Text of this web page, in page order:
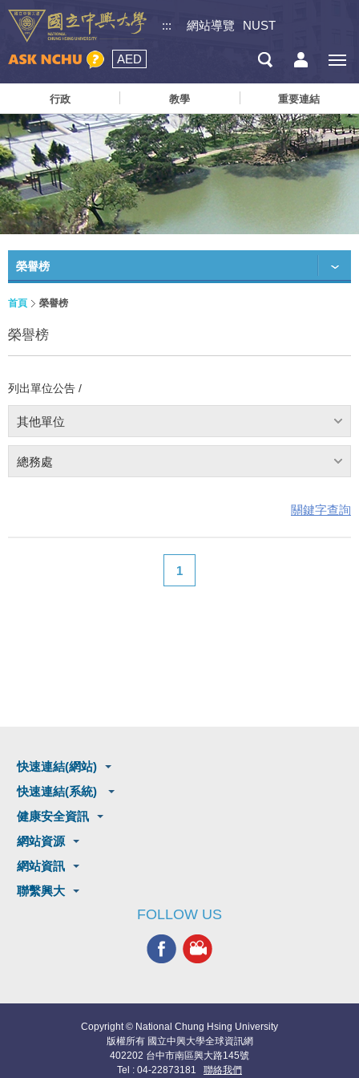
::: 網站導覽 NUST
AED
行政 教學 重要連結
榮譽榜
首頁 榮譽榜
榮譽榜
列出單位公告 /
其他單位
總務處
關鍵字查詢
1
快速連結(網站)
快速連結(系統)
健康安全資訊
網站資源
網站資訊
聯繫興大
FOLLOW US
Copyright © National Chung Hsing University
版權所有 國立中興大學全球資訊網
402202 台中市南區興大路145號
Tel : 04-22873181 聯絡我們